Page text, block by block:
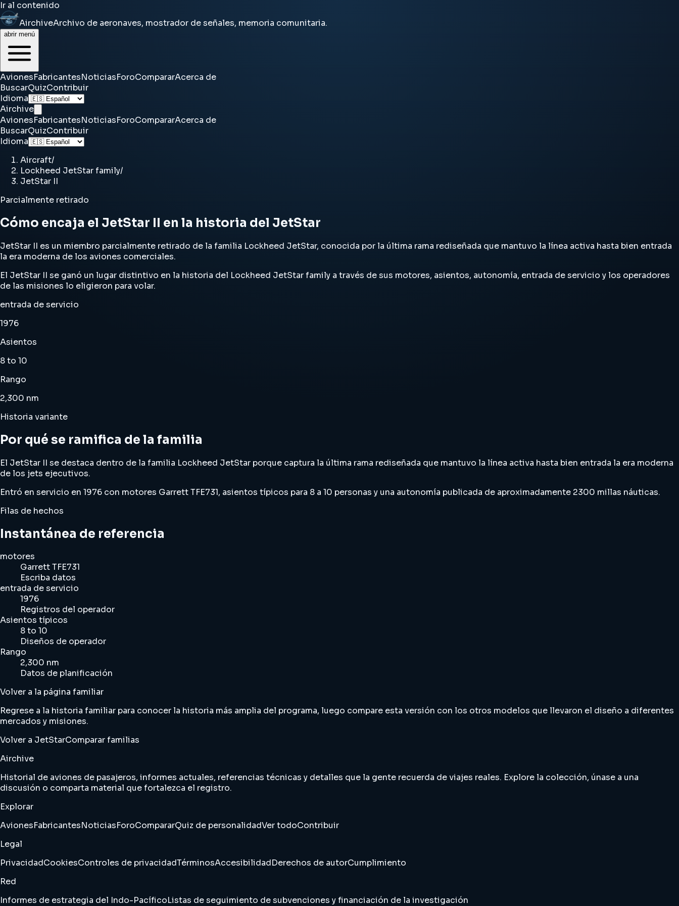
Ir al contenido
AirchiveArchivo de aeronaves, mostrador de señales, memoria comunitaria.
abrir menú
AvionesFabricantesNoticiasForoCompararAcerca de
BuscarQuizContribuir
Idioma
Airchive
AvionesFabricantesNoticiasForoCompararAcerca de
BuscarQuizContribuir
Idioma
Aircraft/
Lockheed JetStar family/
JetStar II
Parcialmente retirado
Cómo encaja el JetStar II en la historia del JetStar
JetStar II es un miembro parcialmente retirado de la familia Lockheed JetStar, conocida por la última rama rediseñada que mantuvo la línea activa hasta bien entrada
la era moderna de los aviones comerciales.
El JetStar II se ganó un lugar distintivo en la historia del Lockheed JetStar family a través de sus motores, asientos, autonomía, entrada de servicio y los operadores
de las misiones lo eligieron para volar.
entrada de servicio
1976
Asientos
8 to 10
Rango
2,300 nm
Historia variante
Por qué se ramifica de la familia
El JetStar II se destaca dentro de la familia Lockheed JetStar porque captura la última rama rediseñada que mantuvo la línea activa hasta bien entrada la era moderna
de los jets ejecutivos.
Entró en servicio en 1976 con motores Garrett TFE731, asientos típicos para 8 a 10 personas y una autonomía publicada de aproximadamente 2300 millas náuticas.
Filas de hechos
Instantánea de referencia
motores
Garrett TFE731
Escriba datos
entrada de servicio
1976
Registros del operador
Asientos típicos
8 to 10
Diseños de operador
Rango
2,300 nm
Datos de planificación
Volver a la página familiar
Regrese a la historia familiar para conocer la historia más amplia del programa, luego compare esta versión con los otros modelos que llevaron el diseño a diferentes
mercados y misiones.
Volver a JetStarComparar familias
Airchive
Historial de aviones de pasajeros, informes actuales, referencias técnicas y detalles que la gente recuerda de viajes reales. Explore la colección, únase a una
discusión o comparta material que fortalezca el registro.
Explorar
AvionesFabricantesNoticiasForoCompararQuiz de personalidadVer todoContribuir
Legal
PrivacidadCookiesControles de privacidadTérminosAccesibilidadDerechos de autorCumplimiento
Red
Informes de estrategia del Indo-PacíficoListas de seguimiento de subvenciones y financiación de la investigación